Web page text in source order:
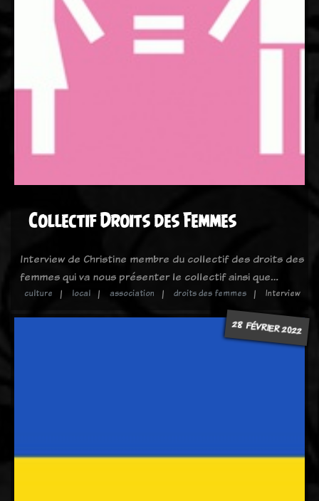
Collectif Droits des Femmes
Interview de Christine membre du collectif des droits des
femmes qui va nous présenter le collectif ainsi que…
culture local association droits des femmes Interview
28 FÉVRIER 2022